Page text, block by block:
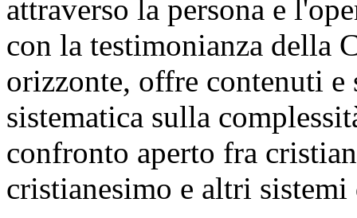
attraverso la persona e
con la testimonianza della
orizzonte, offre contenuti
sistematica sulla
confronto aperto fra
cristianesimo e altri